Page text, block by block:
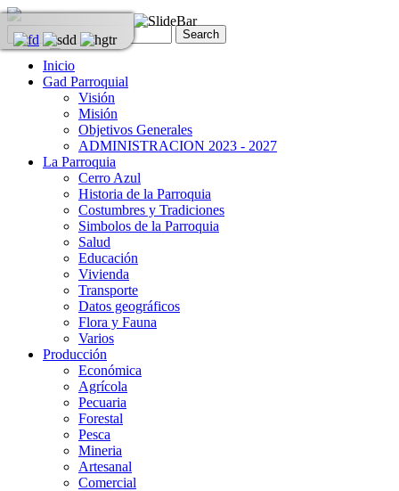
Inicio
Gad Parroquial
Visión
Misión
Objetivos Generales
ADMINISTRACION 2023 - 2027
La Parroquia
Cerro Azul
Historia de la Parroquia
Costumbres y Tradiciones
Simbolos de la Parroquia
Salud
Educación
Vivienda
Transporte
Datos geográficos
Flora y Fauna
Varios
Producción
Económica
Agrícola
Pecuaria
Forestal
Pesca
Mineria
Artesanal
Comercial